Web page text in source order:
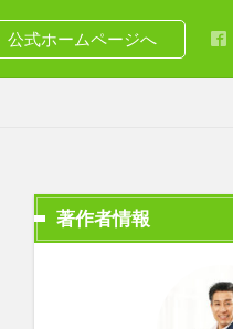
公式ホームページへ
著作者情報